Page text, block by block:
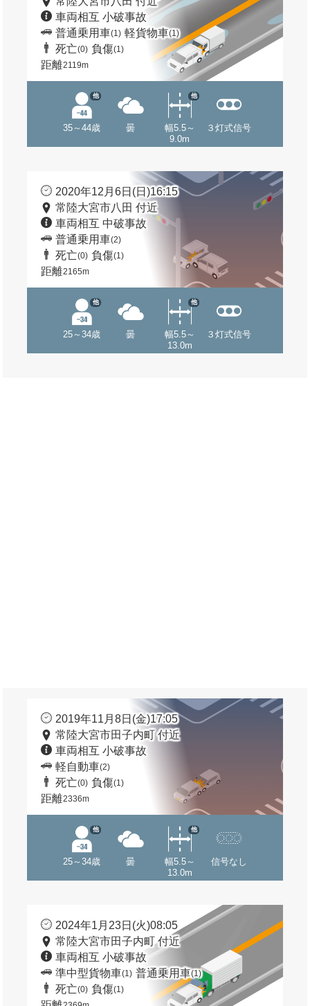
車両相互 小破事故
普通乗用車(1) 軽貨物車(1)
死亡(0) 負傷(1)
距離2119m
35～44歳
他
曇
幅5.5～
9.0m
他
３灯式信号
2020年12月6日(日)16:15
常陸大宮市八田 付近
車両相互 中破事故
普通乗用車(2)
死亡(0) 負傷(1)
距離2165m
25～34歳
他
曇
幅5.5～
13.0m
他
３灯式信号
2019年11月8日(金)17:05
常陸大宮市田子内町 付近
車両相互 小破事故
軽自動車(2)
死亡(0) 負傷(1)
距離2336m
25～34歳
他
曇
幅5.5～
13.0m
他
信号なし
2024年1月23日(火)08:05
常陸大宮市田子内町 付近
車両相互 小破事故
準中型貨物車(1) 普通乗用車(1)
死亡(0) 負傷(1)